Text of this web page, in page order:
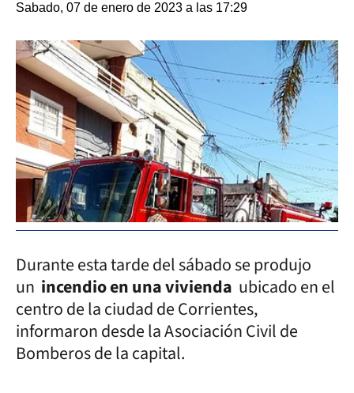
Sabado, 07 de enero de 2023 a las 17:29
Durante esta tarde del sábado se produjo
un incendio en una vivienda ubicado en el
centro de la ciudad de Corrientes,
informaron desde la Asociación Civil de
Bomberos de la capital.